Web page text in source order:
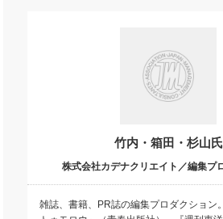
竹内・箱田・杉山氏
株式会社カデナクリエイト／編集プ
雑誌、書籍、PR誌の編集プロダクション